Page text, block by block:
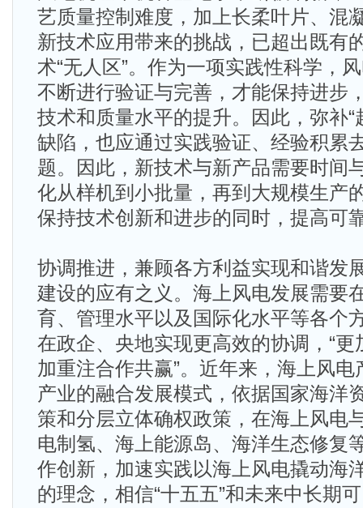
艺质量控制难度，加上长柔叶片、混
新技术应用带来的挑战，已超出既有
术“无人区”。作为一项实践性科学，
不断进行验证与完善，才能保持进步
技术和质量水平的提升。因此，弥补“
缺陷，也应通过实践验证、经验积累
题。因此，新技术与新产品需要时间
化从样机到小批量，再到大规模生产
保持技术创新和进步的同时，提高可
协调推进，兼顾各方利益实现和谐发
建设的应有之义。海上风电发展需要
育、管理水平以及国际化水平等各个
在政企、央地实现更高效的协调，“
加重注合作共赢”。近年来，海上风
产业的融合发展模式，依据国家海洋
策和分层立体确权政策，在海上风电
电制氢、海上能源岛、海洋生态修复
作创新，加速实践以海上风电撬动海
的理念，相信“十五五”和未来中长期